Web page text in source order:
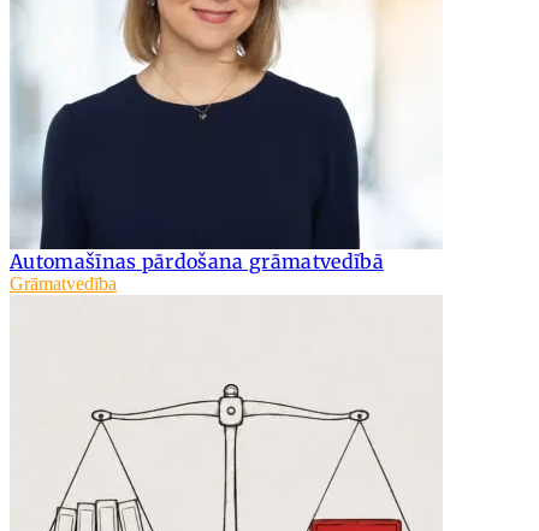
Automašīnas pārdošana grāmatvedībā
Grāmatvedība